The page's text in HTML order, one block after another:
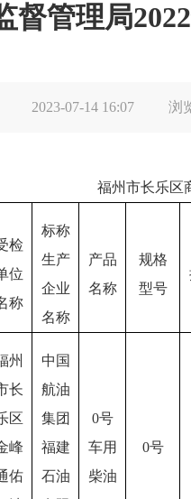
督管理局
2023-07-14 16:07 浏
福州市长乐区
检
位
称
标称
生产
企业
名称
产品
名称
规格
型号
州
长
区
峰
佑
中国
航油
集团
福建
石油
0号
车用
柴油
0号